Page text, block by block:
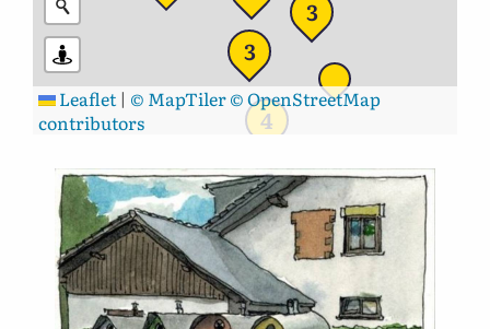
3
4
3
Leaflet | © MapTiler© OpenStreetMap
contributors